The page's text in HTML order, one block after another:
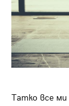
Татко все